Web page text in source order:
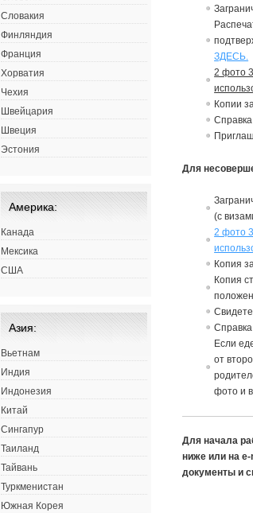
ЗДЕСЬ.
2 фото
Копии
Для
(св
2 фото
Копия
Копия
Св
Справ
Если
отв
фото и
Для начала
ниже или на
документы и
Словакия
Финляндия
Франция
Хорватия
Чехия
Швейцария
Швеция
Эстония
Америка:
Канада
Мексика
США
Азия:
Вьетнам
Индия
Индонезия
Китай
Сингапур
Таиланд
Тайвань
Туркменистан
Южная Корея